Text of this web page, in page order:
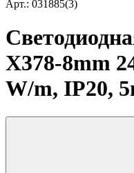
Арт.: 031885(3)
X378-8mm
W/m, IP20,